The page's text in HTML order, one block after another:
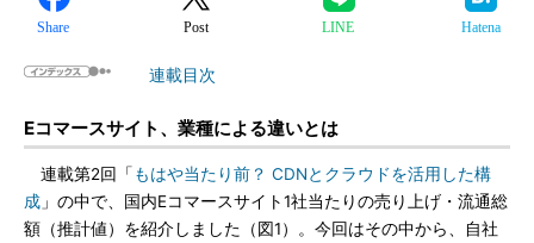
Share Post LINE Hatena
連載目次
Eコマースサイト、業種による違いとは
連載第2回「 もはや当たり前？ CDNとクラウドを活用した構
成 」の中で、国内Eコマースサイト1社当たりの売り上げ・流通総
額（推計値）を紹介しました（図1）。今回はその中から、自社